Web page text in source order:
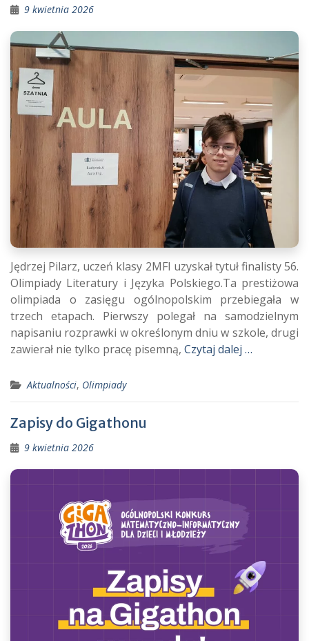
9 kwietnia 2026
Jędrzej Pilarz, uczeń klasy 2MFI uzyskał tytuł finalisty 56.
Olimpiady Literatury i Języka Polskiego.Ta prestiżowa
olimpiada o zasięgu ogólnopolskim przebiegała w
trzech etapach. Pierwszy polegał na samodzielnym
napisaniu rozprawki w określonym dniu w szkole, drugi
zawierał nie tylko pracę pisemną, Czytaj dalej …
Aktualności, Olimpiady
Zapisy do Gigathonu
9 kwietnia 2026